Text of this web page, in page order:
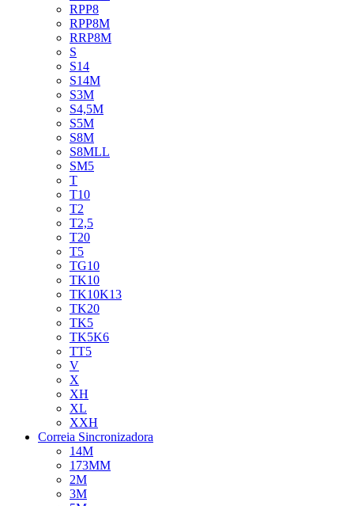
RPP8
RPP8M
RRP8M
S
S14
S14M
S3M
S4,5M
S5M
S8M
S8MLL
SM5
T
T10
T2
T2,5
T20
T5
TG10
TK10
TK10K13
TK20
TK5
TK5K6
TT5
V
X
XH
XL
XXH
Correia Sincronizadora
14M
173MM
2M
3M